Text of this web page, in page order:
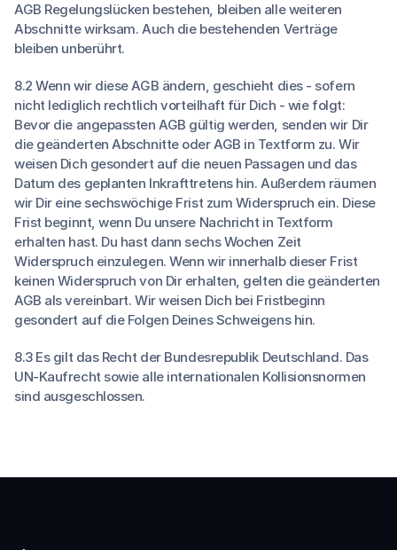
AGB Regelungslücken bestehen, bleiben alle weiteren
Abschnitte wirksam. Auch die bestehenden Verträge
bleiben unberührt.
8.2 Wenn wir diese AGB ändern, geschieht dies - sofern
nicht lediglich rechtlich vorteilhaft für Dich - wie folgt:
Bevor die angepassten AGB gültig werden, senden wir Dir
die geänderten Abschnitte oder AGB in Textform zu. Wir
weisen Dich gesondert auf die neuen Passagen und das
Datum des geplanten Inkrafttretens hin. Außerdem räumen
wir Dir eine sechswöchige Frist zum Widerspruch ein. Diese
Frist beginnt, wenn Du unsere Nachricht in Textform
erhalten hast. Du hast dann sechs Wochen Zeit
Widerspruch einzulegen. Wenn wir innerhalb dieser Frist
keinen Widerspruch von Dir erhalten, gelten die geänderten
AGB als vereinbart. Wir weisen Dich bei Fristbeginn
gesondert auf die Folgen Deines Schweigens hin.
8.3 Es gilt das Recht der Bundesrepublik Deutschland. Das
UN-Kaufrecht sowie alle internationalen Kollisionsnormen
sind ausgeschlossen.